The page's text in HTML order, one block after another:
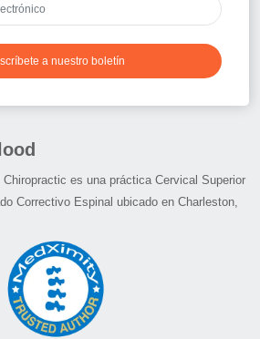
a nuestro boletín
es una práctica Cervical Superior
Correctivo Espinal ubicado en Charleston,